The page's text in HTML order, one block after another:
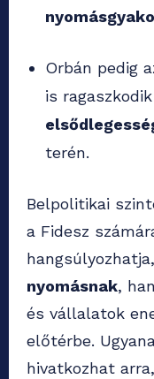
Orbán pedig
is
terén.
Belpolitikai
a Fidesz
nyomásnak,
és vállalatok
előtérbe.
hivatkozhat